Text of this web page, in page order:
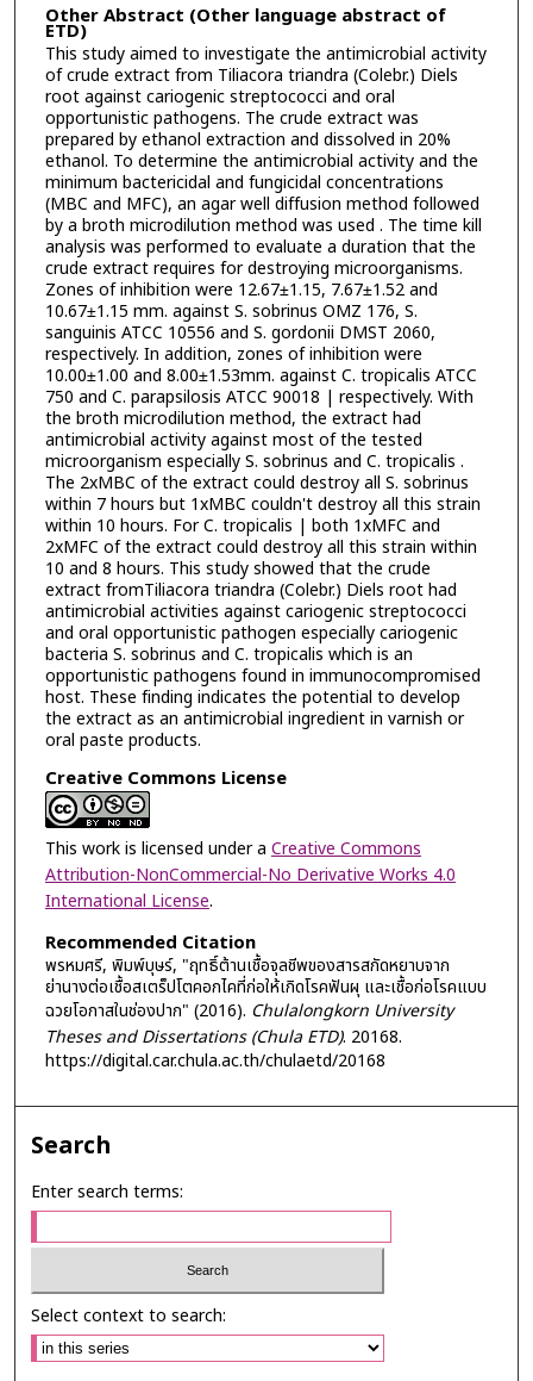
Other Abstract (Other language abstract of
ETD)
This study aimed to investigate the antimicrobial activity
of crude extract from Tiliacora triandra (Colebr.) Diels
root against cariogenic streptococci and oral
opportunistic pathogens. The crude extract was
prepared by ethanol extraction and dissolved in 20%
ethanol. To determine the antimicrobial activity and the
minimum bactericidal and fungicidal concentrations
(MBC and MFC), an agar well diffusion method followed
by a broth microdilution method was used . The time kill
analysis was performed to evaluate a duration that the
crude extract requires for destroying microorganisms.
Zones of inhibition were 12.67±1.15, 7.67±1.52 and
10.67±1.15 mm. against S. sobrinus OMZ 176, S.
sanguinis ATCC 10556 and S. gordonii DMST 2060,
respectively. In addition, zones of inhibition were
10.00±1.00 and 8.00±1.53mm. against C. tropicalis ATCC
750 and C. parapsilosis ATCC 90018 | respectively. With
the broth microdilution method, the extract had
antimicrobial activity against most of the tested
microorganism especially S. sobrinus and C. tropicalis .
The 2xMBC of the extract could destroy all S. sobrinus
within 7 hours but 1xMBC couldn't destroy all this strain
within 10 hours. For C. tropicalis | both 1xMFC and
2xMFC of the extract could destroy all this strain within
10 and 8 hours. This study showed that the crude
extract fromTiliacora triandra (Colebr.) Diels root had
antimicrobial activities against cariogenic streptococci
and oral opportunistic pathogen especially cariogenic
bacteria S. sobrinus and C. tropicalis which is an
opportunistic pathogens found in immunocompromised
host. These finding indicates the potential to develop
the extract as an antimicrobial ingredient in varnish or
oral paste products.
Creative Commons License
This work is licensed under a Creative Commons
Attribution-NonCommercial-No Derivative Works 4.0
International License.
Recommended Citation
พรหมศรี, พิมพ์บุษร์, "ฤทธิ์ต้านเชื้อจุลชีพของสารสกัดหยาบจาก
ย่านางต่อเชื้อสเตร็ปโตคอกไคที่ก่อให้เกิดโรคฟันผุ และเชื้อก่อโรคแบบ
ฉวยโอกาสในช่องปาก" (2016). Chulalongkorn University
Theses and Dissertations (Chula ETD). 20168.
https://digital.car.chula.ac.th/chulaetd/20168
Search
Enter search terms:
Select context to search: